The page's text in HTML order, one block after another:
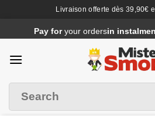
Livraison offerte dès 39,90€
au
contenu
Pay foryour ordersin